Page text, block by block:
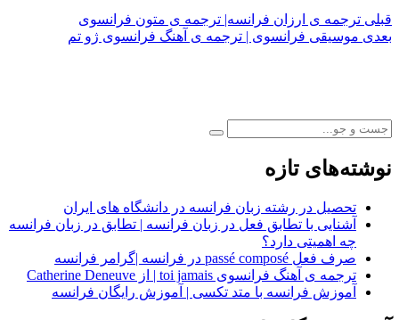
راهبری
نوشته
قبلی Previous
post:
ترجمه ی ارزان فرانسه| ترجمه ی متون فرانسوی
بعدی Next
موسیقی فرانسوی | ترجمه ی آهنگ فرانسوی ژو تم
نوشته‌های تازه
تحصیل در رشته زبان فرانسه در دانشگاه های ایران
آشنایی با تطابق فعل در زبان فرانسه | تطابق در زبان فرانسه
چه اهمیتی دارد؟
صرف فعل passé composé در فرانسه |گرامر فرانسه
ترجمه ی آهنگ فرانسوی toi jamais | از Catherine Deneuve
آموزش فرانسه با متد تکسی | آموزش رایگان فرانسه